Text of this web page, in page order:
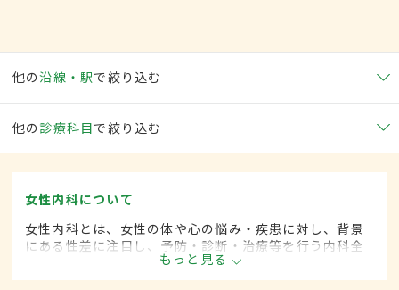
他の沿線・駅で絞り込む
他の 診療科目で絞り込む
女性内科について
女性内科とは、女性の体や心の悩み・疾患に対し、背景
にある性差に注目し、予防・診断・治療等を行う内科全
般領域です。ライフスタイルが多様化する中、女性の健
康をトータルサポートし、必要に応じて連携医療機関へ
もっと見る